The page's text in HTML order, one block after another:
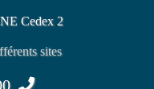
Cedex 2
sites